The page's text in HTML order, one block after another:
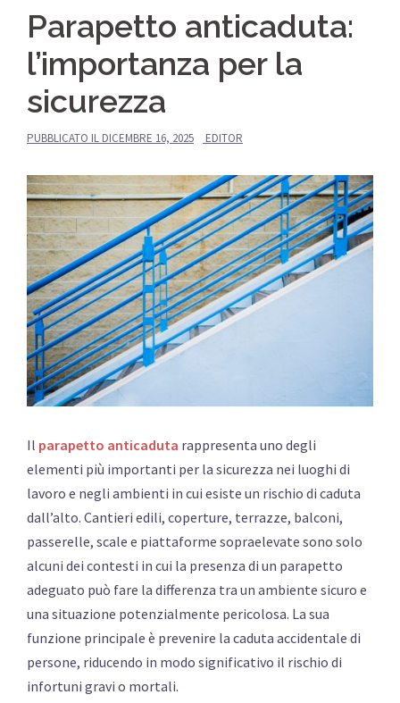
Parapetto anticaduta:
l’importanza per la
sicurezza
PUBBLICATO IL DICEMBRE 16, 2025 EDITOR
Il parapetto anticaduta rappresenta uno degli
elementi più importanti per la sicurezza nei luoghi di
lavoro e negli ambienti in cui esiste un rischio di caduta
dall’alto. Cantieri edili, coperture, terrazze, balconi,
passerelle, scale e piattaforme sopraelevate sono solo
alcuni dei contesti in cui la presenza di un parapetto
adeguato può fare la differenza tra un ambiente sicuro e
una situazione potenzialmente pericolosa. La sua
funzione principale è prevenire la caduta accidentale di
persone, riducendo in modo significativo il rischio di
infortuni gravi o mortali.